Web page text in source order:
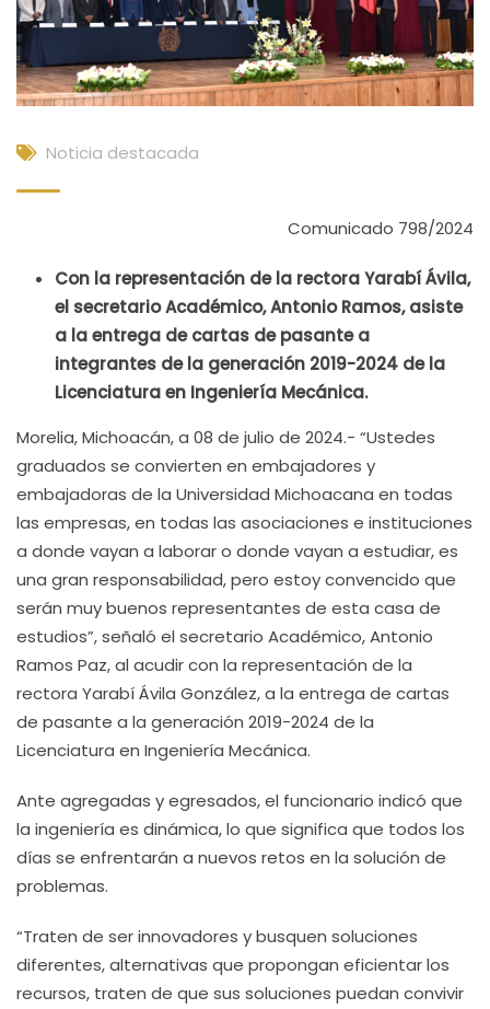
Noticia destacada
Comunicado 798/2024
Con la representación de la rectora Yarabí Ávila,
el secretario Académico, Antonio Ramos, asiste
a la entrega de cartas de pasante a
integrantes de la generación 2019-2024 de la
Licenciatura en Ingeniería Mecánica.
Morelia, Michoacán, a 08 de julio de 2024.- “Ustedes
graduados se convierten en embajadores y
embajadoras de la Universidad Michoacana en todas
las empresas, en todas las asociaciones e instituciones
a donde vayan a laborar o donde vayan a estudiar, es
una gran responsabilidad, pero estoy convencido que
serán muy buenos representantes de esta casa de
estudios”, señaló el secretario Académico, Antonio
Ramos Paz, al acudir con la representación de la
rectora Yarabí Ávila González, a la entrega de cartas
de pasante a la generación 2019-2024 de la
Licenciatura en Ingeniería Mecánica.
Ante agregadas y egresados, el funcionario indicó que
la ingeniería es dinámica, lo que significa que todos los
días se enfrentarán a nuevos retos en la solución de
problemas.
“Traten de ser innovadores y busquen soluciones
diferentes, alternativas que propongan eficientar los
recursos, traten de que sus soluciones puedan convivir